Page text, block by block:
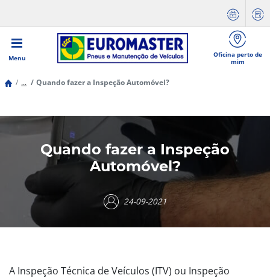
Menu
Oficina perto de
mim
... Quando fazer a Inspeção Automóvel?
Quando fazer a Inspeção
Automóvel?
24-09-2021
A Inspeção Técnica de Veículos (ITV) ou Inspeção